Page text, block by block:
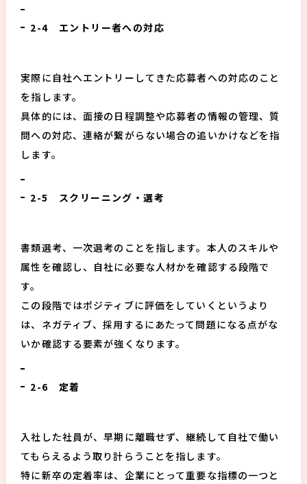
2-4 エントリー者への対応
実際に自社へエントリーしてきた応募者への対応のこと
を指します。
具体的には、面接の日程調整や応募者の情報の管理、質
問への対応、連絡が繋がらない場合の追いかけなどを指
します。
2-5 スクリーニング・選考
書類選考、一次選考のことを指します。本人のスキルや
属性を確認し、自社に必要な人材かを確認する段階で
す。
この段階ではポジティブに評価をしていくというより
は、ネガティブ、採用するにあたって問題になる点がな
いか確認する要素が強くなります。
2-6 定着
入社した社員が、早期に離職せず、継続して自社で働い
てもらえるよう取り計らうことを指します。
特に新卒の定着率は、企業にとって重要な指標の一つと